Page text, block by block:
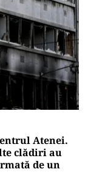
Atenei.
clădiri au
de un